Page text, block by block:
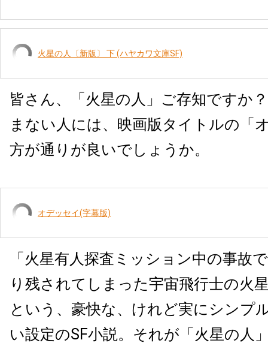
火星の人〔新版〕 下 (ハヤカワ文庫SF)
皆さん、「火星の人」ご存知ですか
まない人には、映画版タイトルの「
方が通りが良いでしょうか。
オデッセイ(字幕版)
「火星有人探査ミッション中の事故
り残されてしまった宇宙飛行士の火
という、豪快な、けれど実にシンプ
い設定のSF小説。それが「火星の人